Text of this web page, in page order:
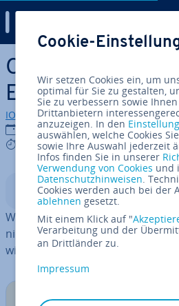
Zum Haupt­in­halt springen
Outlook-Ansicht
Ein­stel­lun­gen im
IONOS Redaktion
25.04.2023
7 mins
In­halts­ver­zeich­nis
Wenn Ihnen Ihr Outlook-
nicht gefällt, dann passen Sie es
wie Sie flexibel Ihre Outlook-
Cookie-
Wir setzen Cookies ein, um
optimal für Sie zu gestalten,
Sie zu verbessern sowie
Drittanbietern
anzuzeigen. In den
auswählen, welche Cookies
sowie Ihre Auswahl jederzeit
Infos finden Sie in unserer
Verwendung von Cookies und
Datenschutzhinweisen.
Cookies werden auch bei der
ablehnen gesetzt.
Mit einem Klick auf "
Verarbeitung und der
an Drittländer zu.
Impressum